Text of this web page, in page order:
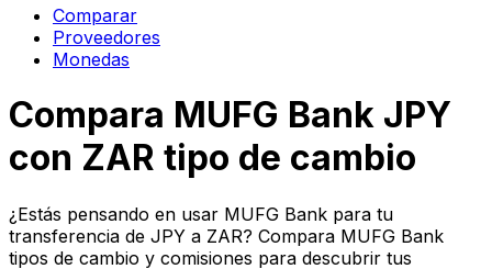
Comparar
Proveedores
Monedas
Compara MUFG Bank JPY
con ZAR tipo de cambio
¿Estás pensando en usar MUFG Bank para tu
transferencia de JPY a ZAR? Compara MUFG Bank
tipos de cambio y comisiones para descubrir tus